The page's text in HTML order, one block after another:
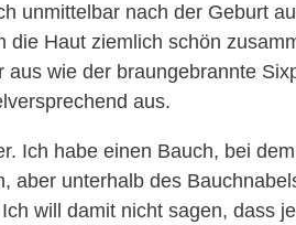
unmittelbar nach der Geburt
die Haut ziemlich schön
aus wie der braungebrannte
aus.
Ich habe einen Bauch, bei
aber unterhalb des
will damit nicht sagen, dass